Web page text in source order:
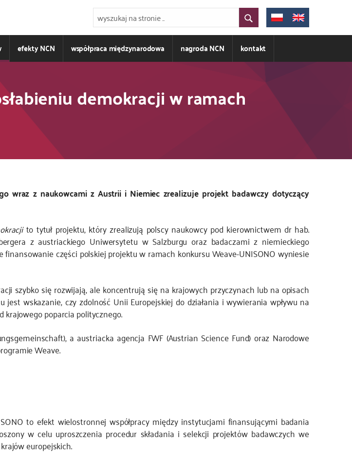
efekty NCN współpraca międzynarodowa nagroda NCN kontakt
demokracji w ramach
wraz z naukowcami z Austrii i Niemiec zrealizuje projekt badawczy dotyczący
to tytuł projektu, który zrealizują polscy naukowcy pod kierownictwem dr hab.
z austriackiego Uniwersytetu w Salzburgu oraz badaczami z niemieckiego
części polskiej projektu w ramach konkursu Weave-UNISONO wyniesie
szybko się rozwijają, ale koncentrują się na krajowych przyczynach lub na opisach
jest wskazanie,czy zdolność Unii Europejskiej do działania i wywierania wpływu na
krajowego poparcia politycznego.
a austriacka agencja FWF (Austrian Science Fund) oraz Narodowe
Weave.
to efekt wielostronnej współpracy między instytucjami finansującymi badania
w celu uproszczenia procedur składania i selekcji projektów badawczych we
europejskich.